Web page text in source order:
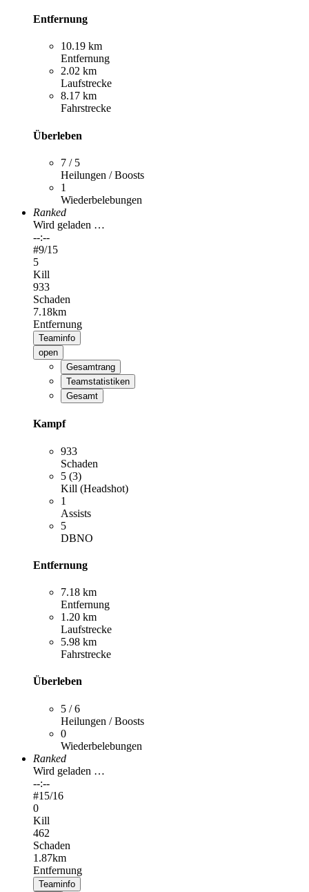
Entfernung
10.19 km
Entfernung
2.02 km
Laufstrecke
8.17 km
Fahrstrecke
Überleben
7 / 5
Heilungen / Boosts
1
Wiederbelebungen
Ranked
Wird geladen …
--:--
#9/15
5
Kill
933
Schaden
7.18km
Entfernung
Teaminfo
open
Gesamtrang
Teamstatistiken
Gesamt
Kampf
933
Schaden
5 (3)
Kill (Headshot)
1
Assists
5
DBNO
Entfernung
7.18 km
Entfernung
1.20 km
Laufstrecke
5.98 km
Fahrstrecke
Überleben
5 / 6
Heilungen / Boosts
0
Wiederbelebungen
Ranked
Wird geladen …
--:--
#15/16
0
Kill
462
Schaden
1.87km
Entfernung
Teaminfo